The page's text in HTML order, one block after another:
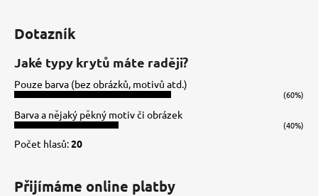
Dotazník
Jaké typy krytů máte raději?
Pouze barva (bez obrázků, motivů atd.)
(60%)
Barva a nějaký pěkný motiv či obrázek
(40%)
Počet hlasů:20
Přijímáme online platby